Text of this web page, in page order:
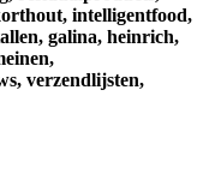
intelligentfood,
galina, heinrich,
verzendlijsten,